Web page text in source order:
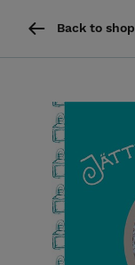
Back to shop